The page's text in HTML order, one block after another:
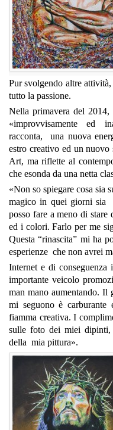
Pur svolgendo altre
tutto la passione.
Nella primavera del
«improvvisamente ed
racconta, una nuova
estro creativo ed un
Art, ma riflette al
che esonda da una netta
«Non so spiegare cosa sia
magico in quei giorni sia
posso fare a meno di
ed i colori. Farlo per me
Questa “rinascita” mi ha
esperienze che non avrei
Internet e di
importante veicolo
man mano aumentando. Il
mi seguono è carburante
fiamma creativa. I
sulle foto dei miei
della mia pittura».